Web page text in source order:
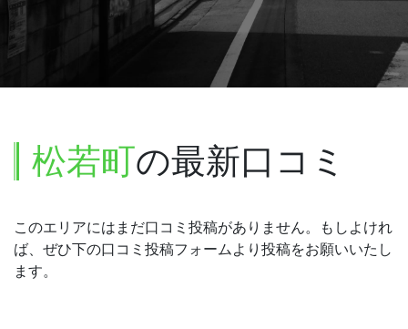
松若町の最新口コミ
このエリアにはまだ口コミ投稿がありません。もしよけれ
ば、ぜひ下の口コミ投稿フォームより投稿をお願いいたし
ます。